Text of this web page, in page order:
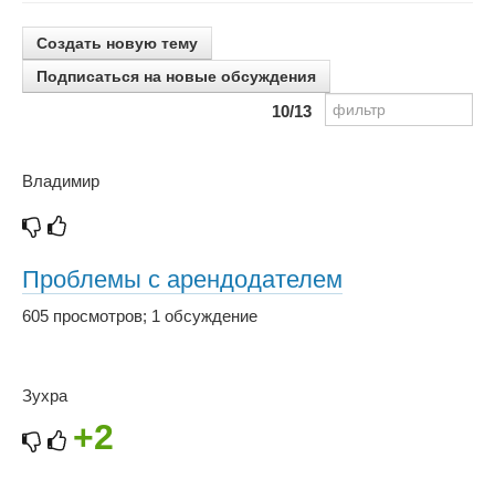
Создать новую тему
Подписаться на новые обсуждения
10/13
Владимир
Проблемы с арендодателем
605 просмотров; 1 обсуждение
Зухра
+2